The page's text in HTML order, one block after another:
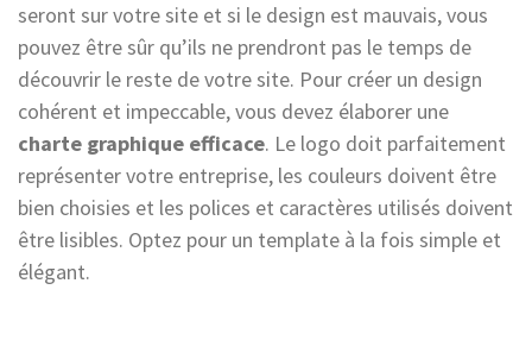
seront sur votre site et si le design est mauvais, vous
pouvez être sûr qu’ils ne prendront pas le temps de
découvrir le reste de votre site. Pour créer un design
cohérent et impeccable, vous devez élaborer une
charte graphique efficace. Le logo doit parfaitement
représenter votre entreprise, les couleurs doivent être
bien choisies et les polices et caractères utilisés doivent
être lisibles. Optez pour un template à la fois simple et
élégant.